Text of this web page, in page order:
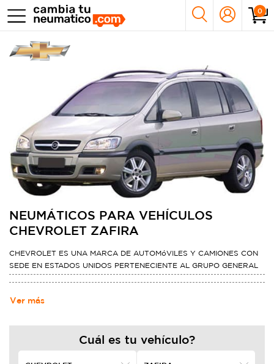
0
NEUMÁTICOS PARA VEHÍCULOS
CHEVROLET ZAFIRA
CHEVROLET ES UNA MARCA DE AUTOMóVILES Y CAMIONES CON
SEDE EN ESTADOS UNIDOS PERTENECIENTE AL GRUPO GENERAL
UNIDOS, FABRICANDO AUTOMóVILES ROBUSTOS.
Ver más
Cuál es tu vehículo?